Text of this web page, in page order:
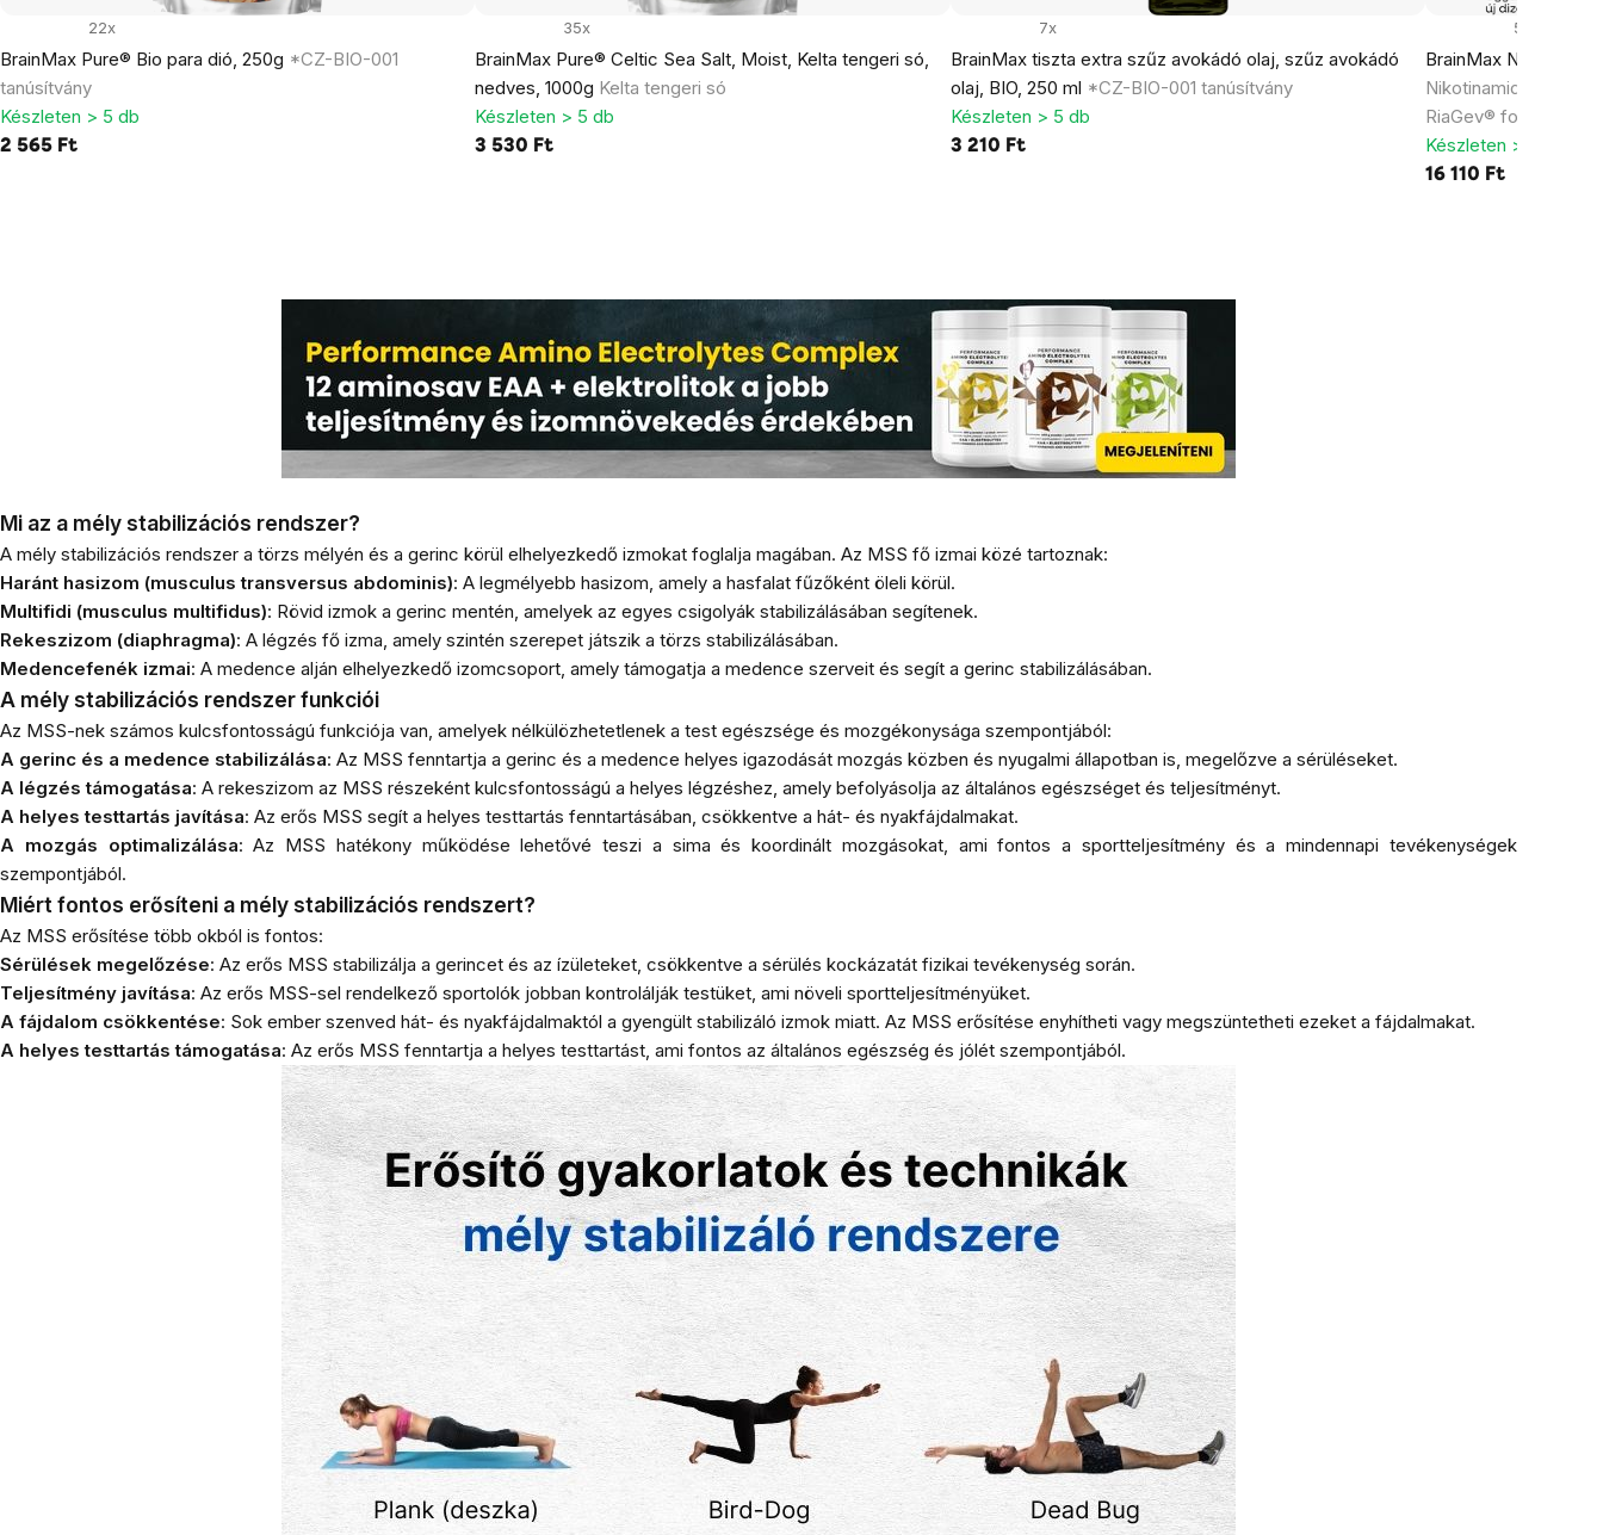
BrainMax Pure® Bio para dió, 250g *CZ-BIO-001
tanúsítvány
22x
Készleten > 5 db
2 565 Ft
BrainMax Pure® Celtic Sea Salt, Moist, Kelta tengeri só,
nedves, 1000g Kelta tengeri só
35x
Készleten > 5 db
3 530 Ft
BrainMax tiszta extra szűz avokádó olaj, szűz avokádó
olaj, BIO, 250 ml *CZ-BIO-001 tanúsítvány
7x
Készleten > 5 db
3 210 Ft
BrainMax NAD+
Nikotinamid-adenin-
RiaGev® formával
53x
Készleten > 5 db
16 110 Ft
Mi az a mély stabilizációs rendszer?
A mély stabilizációs rendszer a törzs mélyén és a gerinc körül elhelyezkedő izmokat foglalja magában. Az MSS fő izmai közé tartoznak:
Haránt hasizom (musculus transversus abdominis): A legmélyebb hasizom, amely a hasfalat fűzőként öleli körül.
Multifidi (musculus multifidus): Rövid izmok a gerinc mentén, amelyek az egyes csigolyák stabilizálásában segítenek.
Rekeszizom (diaphragma): A légzés fő izma, amely szintén szerepet játszik a törzs stabilizálásában.
Medencefenék izmai: A medence alján elhelyezkedő izomcsoport, amely támogatja a medence szerveit és segít a gerinc stabilizálásában.
A mély stabilizációs rendszer funkciói
Az MSS-nek számos kulcsfontosságú funkciója van, amelyek nélkülözhetetlenek a test egészsége és mozgékonysága szempontjából:
A gerinc és a medence stabilizálása: Az MSS fenntartja a gerinc és a medence helyes igazodását mozgás közben és nyugalmi állapotban is, megelőzve a sérüléseket.
A légzés támogatása: A rekeszizom az MSS részeként kulcsfontosságú a helyes légzéshez, amely befolyásolja az általános egészséget és teljesítményt.
A helyes testtartás javítása: Az erős MSS segít a helyes testtartás fenntartásában, csökkentve a hát- és nyakfájdalmakat.
A mozgás optimalizálása: Az MSS hatékony működése lehetővé teszi a sima és koordinált mozgásokat, ami fontos a sportteljesítmény és a mindennapi tevékenységek
szempontjából.
Miért fontos erősíteni a mély stabilizációs rendszert?
Az MSS erősítése több okból is fontos:
Sérülések megelőzése: Az erős MSS stabilizálja a gerincet és az ízületeket, csökkentve a sérülés kockázatát fizikai tevékenység során.
Teljesítmény javítása: Az erős MSS-sel rendelkező sportolók jobban kontrolálják testüket, ami növeli sportteljesítményüket.
A fájdalom csökkentése: Sok ember szenved hát- és nyakfájdalmaktól a gyengült stabilizáló izmok miatt. Az MSS erősítése enyhítheti vagy megszüntetheti ezeket a fájdalmakat.
A helyes testtartás támogatása: Az erős MSS fenntartja a helyes testtartást, ami fontos az általános egészség és jólét szempontjából.